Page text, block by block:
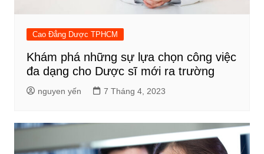
Cao Đẳng Dược TPHCM
Khám phá những sự lựa chọn công việc
đa dạng cho Dược sĩ mới ra trường
nguyen yến 7 Tháng 4, 2023